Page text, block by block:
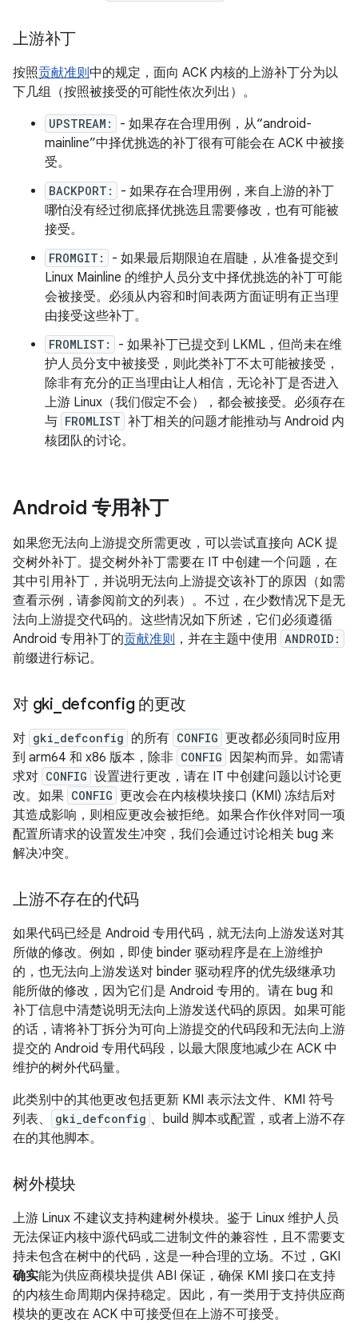
上游补丁
按照贡献准则中的规定，面向 ACK 内核的上游补丁分为以
下几组（按照被接受的可能性依次列出）。
UPSTREAM:
- 如果存在合理用例，从“android-
mainline”中择优挑选的补丁很有可能会在 ACK 中被接
受。
BACKPORT:
- 如果存在合理用例，来自上游的补丁
哪怕没有经过彻底择优挑选且需要修改，也有可能被
接受。
FROMGIT:
- 如果最后期限迫在眉睫，从准备提交到
Linux Mainline 的维护人员分支中择优挑选的补丁可能
会被接受。必须从内容和时间表两方面证明有正当理
由接受这些补丁。
FROMLIST:
- 如果补丁已提交到 LKML，但尚未在维
护人员分支中被接受，则此类补丁不太可能被接受，
除非有充分的正当理由让人相信，无论补丁是否进入
上游 Linux（我们假定不会），都会被接受。必须存在
与 FROMLIST 补丁相关的问题才能推动与 Android 内
核团队的讨论。
Android 专用补丁
如果您无法向上游提交所需更改，可以尝试直接向 ACK 提
交树外补丁。提交树外补丁需要在 IT 中创建一个问题，在
其中引用补丁，并说明无法向上游提交该补丁的原因（如需
查看示例，请参阅前文的列表）。不过，在少数情况下是无
法向上游提交代码的。这些情况如下所述，它们必须遵循
Android 专用补丁的贡献准则 ，并在主题中使用 ANDROID:
前缀进行标记。
对 gki defconfig 的更改
对 gki_defconfig 的所有 CONFIG 更改都必须同时应用
到 arm64 和 x86 版本，除非 CONFIG
因架构而异。如需请
求对 CONFIG 设置进行更改，请在 IT 中创建问题以讨论更
改。如果 CONFIG 更改会在内核模块接口 (KMI) 冻结后对
其造成影响，则相应更改会被拒绝。如果合作伙伴对同一项
配置所请求的设置发生冲突，我们会通过讨论相关 bug 来
解决冲突。
上游不存在的代码
如果代码已经是 Android 专用代码，就无法向上游发送对其
所做的修改。例如，即使 binder 驱动程序是在上游维护
的，也无法向上游发送对 binder 驱动程序的优先级继承功
能所做的修改，因为它们是 Android 专用的。请在 bug 和
补丁信息中清楚说明无法向上游发送代码的原因。如果可能
的话，请将补丁拆分为可向上游提交的代码段和无法向上游
提交的 Android 专用代码段，以最大限度地减少在 ACK 中
维护的树外代码量。
此类别中的其他更改包括更新 KMI 表示法文件、KMI 符号
列表、
gki_defconfig 、build 脚本或配置，或者上游不存
在的其他脚本。
树外模块
上游 Linux 不建议支持构建树外模块。鉴于 Linux 维护人员
无法保证内核中源代码或二进制文件的兼容性，且不需要支
持未包含在树中的代码，这是一种合理的立场。不过，GKI
确实能为供应商模块提供 ABI 保证，确保 KMI 接口在支持
的内核生命周期内保持稳定。因此，有一类用于支持供应商
模块的更改在 ACK 中可接受但在上游不可接受。